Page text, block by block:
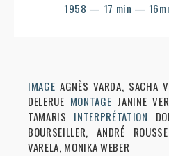
1958 — 17 min —
IMAGE AGNÈS VARDA, SACHA
DELERUE MONTAGE JANINE
TAMARIS INTERPRÉTATION
BOURSEILLER, ANDRÉ
VARELA, MONIKA WEBER